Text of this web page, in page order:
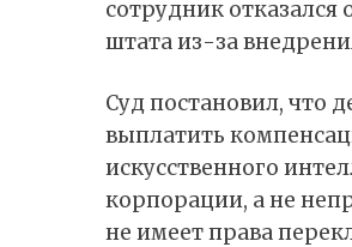
сотрудник отказался
штата из-за
Суд постановил, что
выплатить
искусственного
корпорации, а не
не имеет права